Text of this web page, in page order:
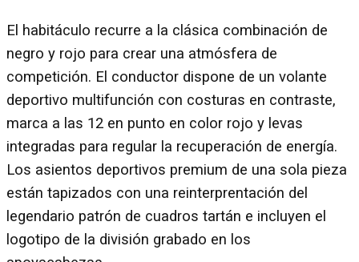
El habitáculo recurre a la clásica combinación de
negro y rojo para crear una atmósfera de
competición. El conductor dispone de un volante
deportivo multifunción con costuras en contraste,
marca a las 12 en punto en color rojo y levas
integradas para regular la recuperación de energía.
Los asientos deportivos premium de una sola pieza
están tapizados con una reinterprentación del
legendario patrón de cuadros tartán e incluyen el
logotipo de la división grabado en los